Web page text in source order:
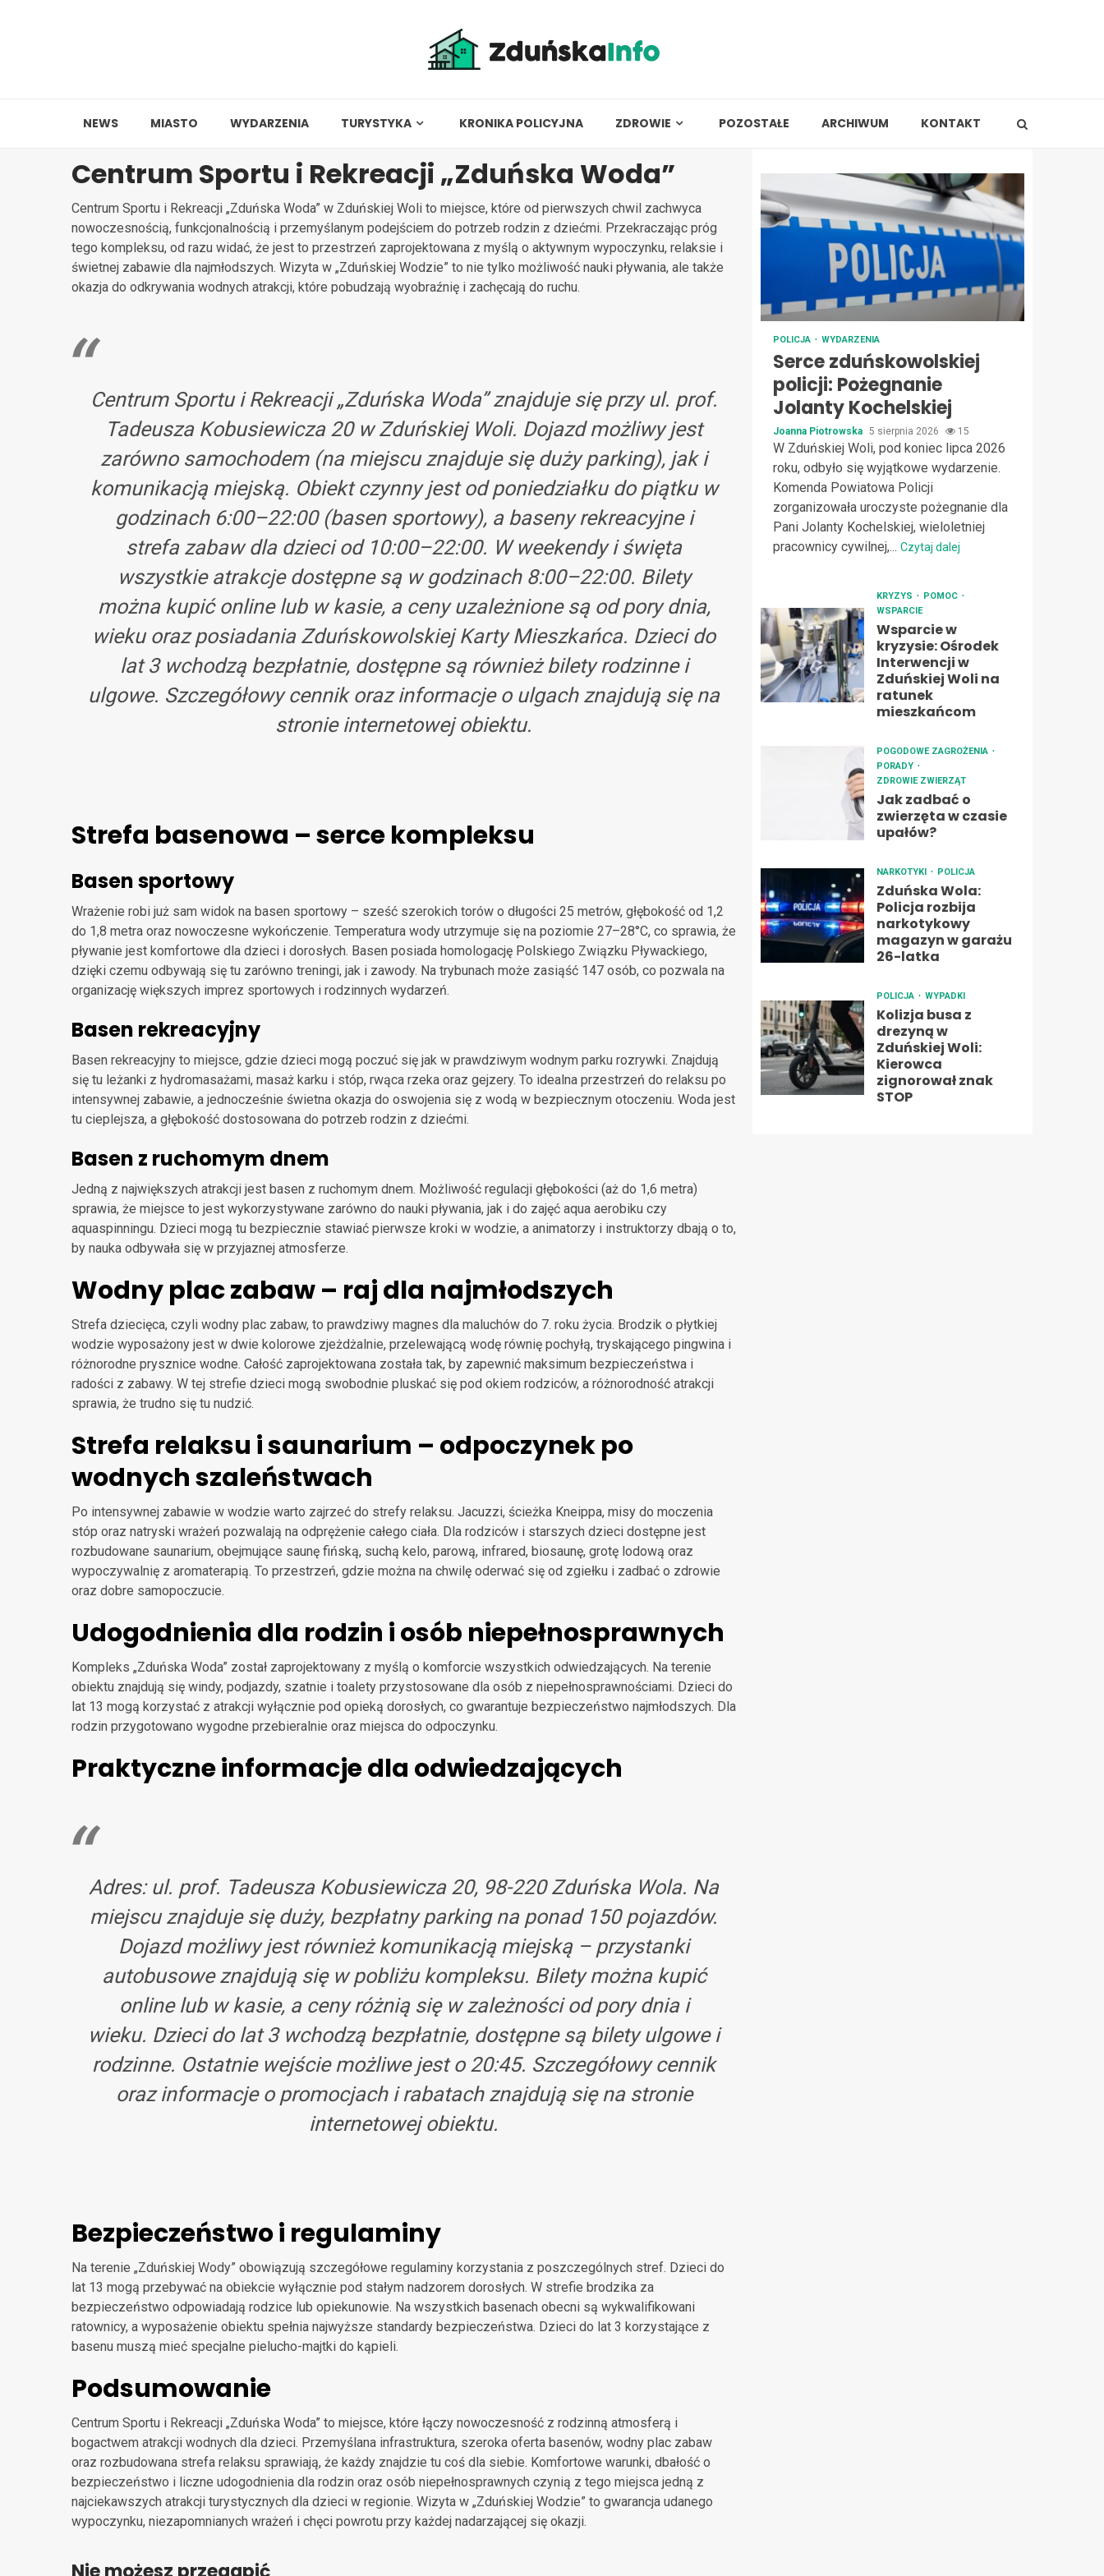
NEWS MIASTO WYDARZENIA TURYSTYKA KRONIKA POLICYJNA ZDROWIE POZOSTAŁE ARCHIWUM KONTAKT
Centrum Sportu i Rekreacji „Zduńska Woda”
Centrum Sportu i Rekreacji „Zduńska Woda” w Zduńskiej Woli to miejsce, które od pierwszych chwil zachwyca
nowoczesnością, funkcjonalnością i przemyślanym podejściem do potrzeb rodzin z dziećmi. Przekraczając próg
tego kompleksu, od razu widać, że jest to przestrzeń zaprojektowana z myślą o aktywnym wypoczynku, relaksie i
świetnej zabawie dla najmłodszych. Wizyta w „Zduńskiej Wodzie” to nie tylko możliwość nauki pływania, ale także
okazja do odkrywania wodnych atrakcji, które pobudzają wyobraźnię i zachęcają do ruchu.
Centrum Sportu i Rekreacji „Zduńska Woda” znajduje się przy ul. prof.
Tadeusza Kobusiewicza 20 w Zduńskiej Woli. Dojazd możliwy jest
zarówno samochodem (na miejscu znajduje się duży parking), jak i
komunikacją miejską. Obiekt czynny jest od poniedziałku do piątku w
godzinach 6:00–22:00 (basen sportowy), a baseny rekreacyjne i
strefa zabaw dla dzieci od 10:00–22:00. W weekendy i święta
wszystkie atrakcje dostępne są w godzinach 8:00–22:00. Bilety
można kupić online lub w kasie, a ceny uzależnione są od pory dnia,
wieku oraz posiadania Zduńskowolskiej Karty Mieszkańca. Dzieci do
lat 3 wchodzą bezpłatnie, dostępne są również bilety rodzinne i
ulgowe. Szczegółowy cennik oraz informacje o ulgach znajdują się na
stronie internetowej obiektu.
Strefa basenowa – serce kompleksu
Basen sportowy
Wrażenie robi już sam widok na basen sportowy – sześć szerokich torów o długości 25 metrów, głębokość od 1,2
do 1,8 metra oraz nowoczesne wykończenie. Temperatura wody utrzymuje się na poziomie 27–28°C, co sprawia, że
pływanie jest komfortowe dla dzieci i dorosłych. Basen posiada homologację Polskiego Związku Pływackiego,
dzięki czemu odbywają się tu zarówno treningi, jak i zawody. Na trybunach może zasiąść 147 osób, co pozwala na
organizację większych imprez sportowych i rodzinnych wydarzeń.
Basen rekreacyjny
Basen rekreacyjny to miejsce, gdzie dzieci mogą poczuć się jak w prawdziwym wodnym parku rozrywki. Znajdują
się tu leżanki z hydromasażami, masaż karku i stóp, rwąca rzeka oraz gejzery. To idealna przestrzeń do relaksu po
intensywnej zabawie, a jednocześnie świetna okazja do oswojenia się z wodą w bezpiecznym otoczeniu. Woda jest
tu cieplejsza, a głębokość dostosowana do potrzeb rodzin z dziećmi.
Basen z ruchomym dnem
Jedną z największych atrakcji jest basen z ruchomym dnem. Możliwość regulacji głębokości (aż do 1,6 metra)
sprawia, że miejsce to jest wykorzystywane zarówno do nauki pływania, jak i do zajęć aqua aerobiku czy
aquaspinningu. Dzieci mogą tu bezpiecznie stawiać pierwsze kroki w wodzie, a animatorzy i instruktorzy dbają o to,
by nauka odbywała się w przyjaznej atmosferze.
Wodny plac zabaw – raj dla najmłodszych
Strefa dziecięca, czyli wodny plac zabaw, to prawdziwy magnes dla maluchów do 7. roku życia. Brodzik o płytkiej
wodzie wyposażony jest w dwie kolorowe zjeżdżalnie, przelewającą wodę równię pochyłą, tryskającego pingwina i
różnorodne prysznice wodne. Całość zaprojektowana została tak, by zapewnić maksimum bezpieczeństwa i
radości z zabawy. W tej strefie dzieci mogą swobodnie pluskać się pod okiem rodziców, a różnorodność atrakcji
sprawia, że trudno się tu nudzić.
Strefa relaksu i saunarium – odpoczynek po
wodnych szaleństwach
Po intensywnej zabawie w wodzie warto zajrzeć do strefy relaksu. Jacuzzi, ścieżka Kneippa, misy do moczenia
stóp oraz natryski wrażeń pozwalają na odprężenie całego ciała. Dla rodziców i starszych dzieci dostępne jest
rozbudowane saunarium, obejmujące saunę fińską, suchą kelo, parową, infrared, biosaunę, grotę lodową oraz
wypoczywalnię z aromaterapią. To przestrzeń, gdzie można na chwilę oderwać się od zgiełku i zadbać o zdrowie
oraz dobre samopoczucie.
Udogodnienia dla rodzin i osób niepełnosprawnych
Kompleks „Zduńska Woda” został zaprojektowany z myślą o komforcie wszystkich odwiedzających. Na terenie
obiektu znajdują się windy, podjazdy, szatnie i toalety przystosowane dla osób z niepełnosprawnościami. Dzieci do
lat 13 mogą korzystać z atrakcji wyłącznie pod opieką dorosłych, co gwarantuje bezpieczeństwo najmłodszych. Dla
rodzin przygotowano wygodne przebieralnie oraz miejsca do odpoczynku.
Praktyczne informacje dla odwiedzających
Adres: ul. prof. Tadeusza Kobusiewicza 20, 98-220 Zduńska Wola. Na
miejscu znajduje się duży, bezpłatny parking na ponad 150 pojazdów.
Dojazd możliwy jest również komunikacją miejską – przystanki
autobusowe znajdują się w pobliżu kompleksu. Bilety można kupić
online lub w kasie, a ceny różnią się w zależności od pory dnia i
wieku. Dzieci do lat 3 wchodzą bezpłatnie, dostępne są bilety ulgowe i
rodzinne. Ostatnie wejście możliwe jest o 20:45. Szczegółowy cennik
oraz informacje o promocjach i rabatach znajdują się na stronie
internetowej obiektu.
Bezpieczeństwo i regulaminy
Na terenie „Zduńskiej Wody” obowiązują szczegółowe regulaminy korzystania z poszczególnych stref. Dzieci do
lat 13 mogą przebywać na obiekcie wyłącznie pod stałym nadzorem dorosłych. W strefie brodzika za
bezpieczeństwo odpowiadają rodzice lub opiekunowie. Na wszystkich basenach obecni są wykwalifikowani
ratownicy, a wyposażenie obiektu spełnia najwyższe standardy bezpieczeństwa. Dzieci do lat 3 korzystające z
basenu muszą mieć specjalne pielucho-majtki do kąpieli.
Podsumowanie
Centrum Sportu i Rekreacji „Zduńska Woda” to miejsce, które łączy nowoczesność z rodzinną atmosferą i
bogactwem atrakcji wodnych dla dzieci. Przemyślana infrastruktura, szeroka oferta basenów, wodny plac zabaw
oraz rozbudowana strefa relaksu sprawiają, że każdy znajdzie tu coś dla siebie. Komfortowe warunki, dbałość o
bezpieczeństwo i liczne udogodnienia dla rodzin oraz osób niepełnosprawnych czynią z tego miejsca jedną z
najciekawszych atrakcji turystycznych dla dzieci w regionie. Wizyta w „Zduńskiej Wodzie” to gwarancja udanego
wypoczynku, niezapomnianych wrażeń i chęci powrotu przy każdej nadarzającej się okazji.
POLICJA WYDARZENIA
Serce zduńskowolskiej
policji: Pożegnanie
Jolanty Kochelskiej
Joanna Piotrowska 5 sierpnia 2026 15
W Zduńskiej Woli, pod koniec lipca 2026
roku, odbyło się wyjątkowe wydarzenie.
Komenda Powiatowa Policji
zorganizowała uroczyste pożegnanie dla
Pani Jolanty Kochelskiej, wieloletniej
pracownicy cywilnej,... Czytaj dalej
KRYZYS
POMOC
WSPARCIE
Wsparcie w
kryzysie: Ośrodek
Interwencji w
Zduńskiej Woli na
ratunek
mieszkańcom
POGODOWE ZAGROŻENIA
PORADY
ZDROWIE ZWIERZĄT
Jak zadbać o
zwierzęta w czasie
upałów?
NARKOTYKI POLICJA
Zduńska Wola:
Policja rozbija
narkotykowy
magazyn w garażu
26-latka
POLICJA WYPADKI
Kolizja busa z
drezyną w
Zduńskiej Woli:
Kierowca
zignorował znak
STOP